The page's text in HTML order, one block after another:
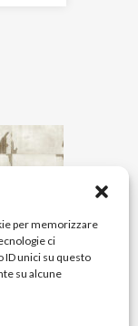
per memorizzare
ci
ID unici su questo
su alcune